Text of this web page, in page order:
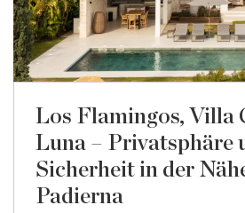
Los Flamingos, Villa
Luna – Privatsphäre
Sicherheit in der
Padierna